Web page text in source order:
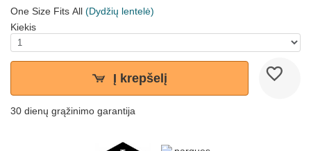
One Size Fits All (Dydžių lentelė)
Kiekis
Į krepšelį
30 dienų grąžinimo garantija